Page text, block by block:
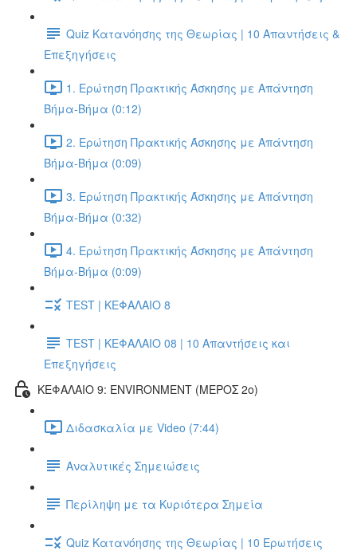
Quiz Κατανόησης της Θεωρίας | 10 Απαντήσεις &
Επεξηγήσεις
1. Ερώτηση Πρακτικής Άσκησης με Απάντηση
Βήμα-Βήμα (0:12)
2. Ερώτηση Πρακτικής Άσκησης με Απάντηση
Βήμα-Βήμα (0:09)
3. Ερώτηση Πρακτικής Άσκησης με Απάντηση
Βήμα-Βήμα (0:32)
4. Ερώτηση Πρακτικής Άσκησης με Απάντηση
Βήμα-Βήμα (0:09)
TEST | ΚΕΦΑΛΑΙΟ 8
TEST | ΚΕΦΑΛΑΙΟ 08 | 10 Απαντήσεις και
Επεξηγήσεις
ΚΕΦΑΛΑΙΟ 9: ENVIRONMENT (ΜΕΡΟΣ 2o)
Διδασκαλία με Video (7:44)
Αναλυτικές Σημειώσεις
Περίληψη με τα Κυριότερα Σημεία
Quiz Κατανόησης της Θεωρίας | 10 Ερωτήσεις